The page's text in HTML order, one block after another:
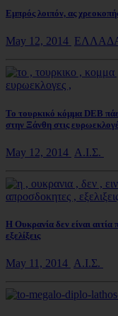
Εμπρός λοιπόν, ας
May 12, 2014
Το τουρκικό κόμμα DEB
στην Ξάνθη στις
May 12, 2014 Α.Ι.Σ.
Η Ουκρανία δεν είναι
εξελίξεις
May 11, 2014 Α.Ι.Σ.